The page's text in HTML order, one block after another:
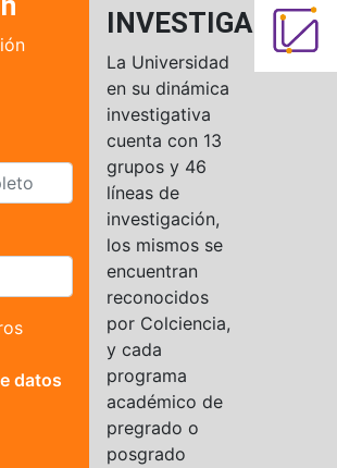
datos
INVESTIGACIÓN
La Universidad
en su dinámica
investigativa
cuenta con 13
grupos y 46
líneas de
investigación,
los mismos se
encuentran
reconocidos
por Colciencia,
y cada
programa
académico de
pregrado o
posgrado